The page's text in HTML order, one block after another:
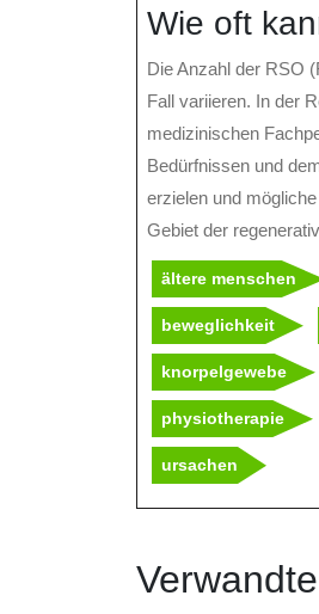
Wie oft
Die Anzahl der RSO
Fall variieren. In der
medizinischen
Bedürfnissen und
erzielen und
Gebiet der
ältere menschen
beweglichkeit
knorpelgewebe
physiotherapie
ursachen